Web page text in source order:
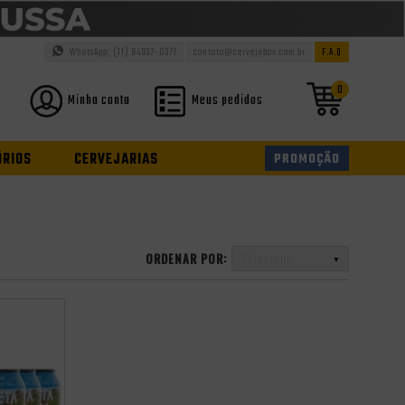
F.A.Q
contato@cervejabox.com.br
WhatsApp: (11) 94937-0371
0
Minha conta Meus pedidos
CERVEJARIAS PROMOÇÃO
ORDENAR POR: